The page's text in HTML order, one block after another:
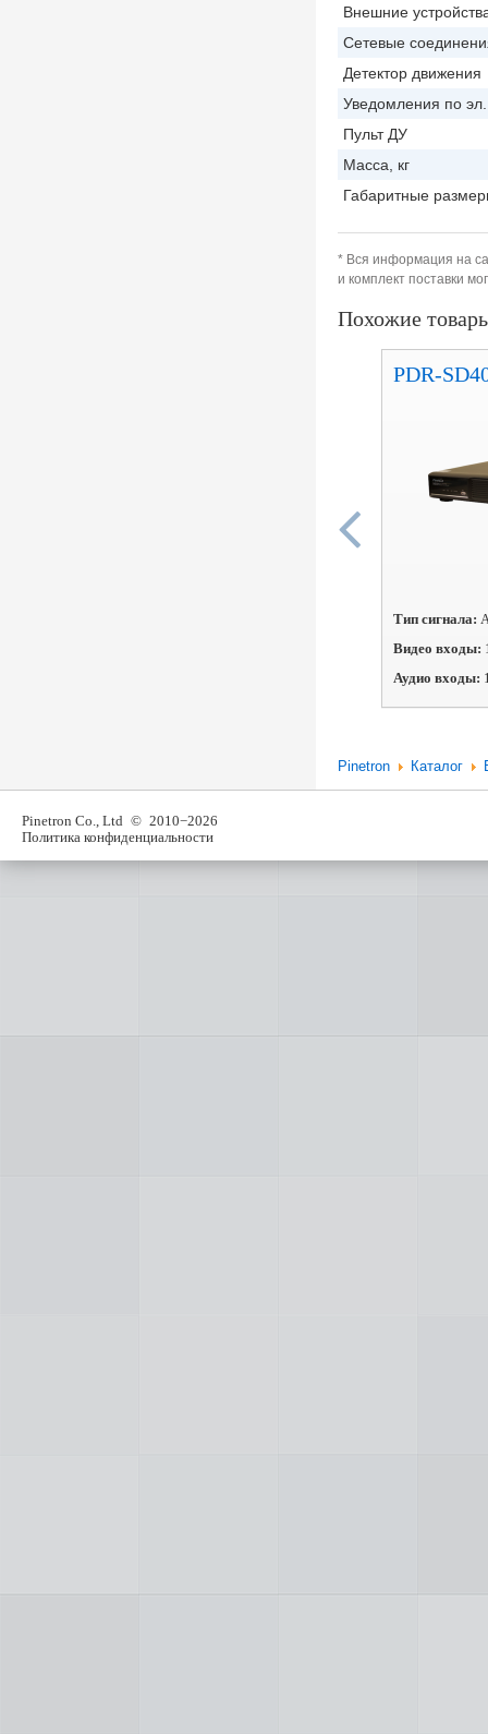
Внешние
Сетевые
Детектор движения
Уведомления по
Пульт ДУ
Масса, кг
Габаритные
* Вся информация на
и комплект поставки
Похожие
PDR-
Тип сигнала:
Видео входы:
Аудио входы:
Pinetron Каталог
Pinetron Co., Ltd © 2010−2026
Политика конфиденциальности